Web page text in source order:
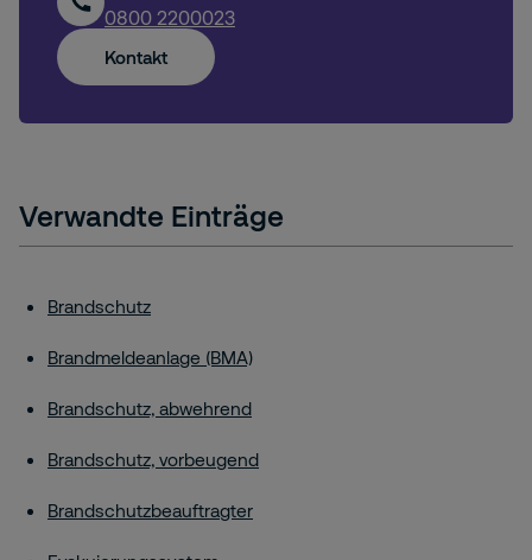
0800 2200023
Kontakt
Verwandte Einträge
Brandschutz
Brandmeldeanlage (BMA)
Brandschutz, abwehrend
Brandschutz, vorbeugend
Brandschutzbeauftragter